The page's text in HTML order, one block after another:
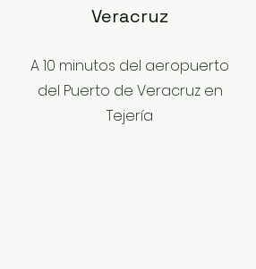
Veracruz
A 10 minutos del aeropuerto
del Puerto de Veracruz en
Tejería